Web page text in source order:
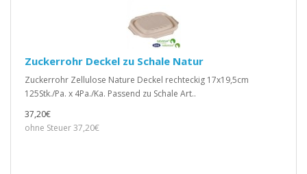
Zuckerrohr Deckel zu Schale Natur
Zuckerrohr Zellulose Nature Deckel rechteckig 17x19,5cm
125Stk./Pa. x 4Pa./Ka. Passend zu Schale Art..
37,20€
ohne Steuer 37,20€